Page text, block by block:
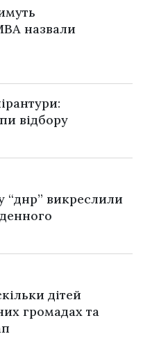
назвали
відбору
“днр” викреслили
дітей
громадах та